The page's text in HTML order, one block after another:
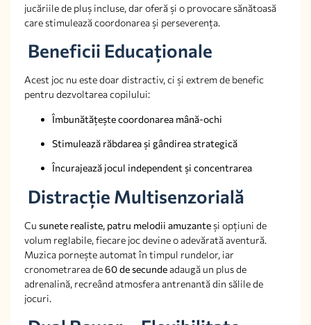
jucăriile de pluș incluse, dar oferă și o provocare sănătoasă
care stimulează coordonarea și perseverența.
Beneficii Educaționale
Acest joc nu este doar distractiv, ci și extrem de benefic
pentru dezvoltarea copilului:
Îmbunătățește coordonarea mână-ochi
Stimulează răbdarea și gândirea strategică
Încurajează jocul independent și concentrarea
Distracție Multisenzorială
Cu sunete realiste, patru melodii amuzante și opțiuni de
volum reglabile, fiecare joc devine o adevărată aventură.
Muzica pornește automat în timpul rundelor, iar
cronometrarea de60 de secundeadaugă un plus de
adrenalină, recreând atmosfera antrenantă din sălile de
jocuri.